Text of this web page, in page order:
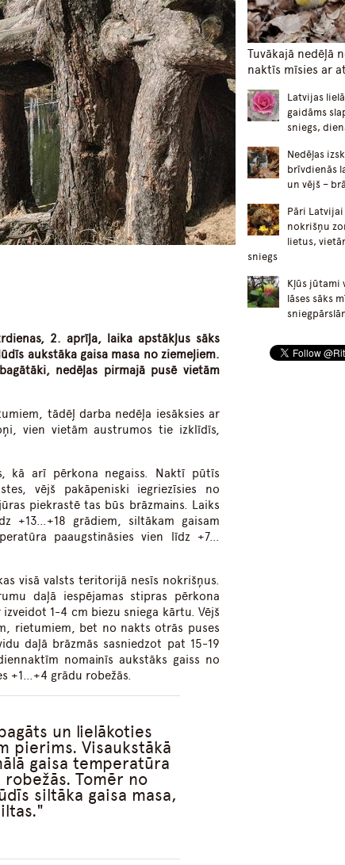
2. aprīļa, laika apstākļus sāks
aukstāka gaisa masa no ziemeļiem.
nedēļas pirmajā pusē vietām
tādēļ darba nedēļa iesāksies ar
vien vietām austrumos tie izklīdīs,
kā arī pērkona negaiss. Naktī pūtīs
vējš pakāpeniski iegriezīsies no
piekrastē tas būs brāzmains. Laiks
grādiem, siltākam gaisam
paaugstināsies vien līdz +7…
visā valsts teritorijā nesīs nokrišņus.
daļā iespējamas stipras pērkona
1-4 cm biezu sniega kārtu. Vējš
rietumiem, bet no nakts otrās puses
daļā brāzmās sasniedzot pat 15-19
nomainīs aukstāks gaiss no
+1…+4 grādu robežās.
un lielākoties
pierims. Visaukstākā
gaisa temperatūra
Tomēr no
siltāka gaisa masa,
Tuvākajā nedēļā
naktīs mīsies ar
Latvijas
gaidāms
sniegs,
Nedēļas
brīvdienās
un vējš –
Pāri
nokrišņu
lietus,
sniegs
Kļūs jūtami
lāses sāks